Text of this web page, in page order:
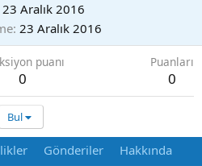
23 Aralık 2016
23 Aralık 2016
puanı
0
Puanları
0
Bul
Gönderiler Hakkında